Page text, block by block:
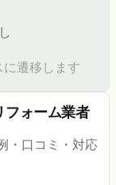
に遷移します
フォーム業者
・口コミ・対応